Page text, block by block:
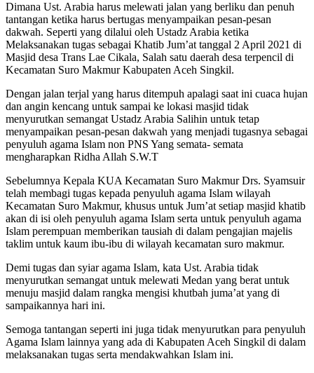
Dimana Ust. Arabia harus melewati jalan yang berliku dan penuh
tantangan ketika harus bertugas menyampaikan pesan-pesan
dakwah. Seperti yang dilalui oleh Ustadz Arabia ketika
Melaksanakan tugas sebagai Khatib Jum’at tanggal 2 April 2021 di
Masjid desa Trans Lae Cikala, Salah satu daerah desa terpencil di
Kecamatan Suro Makmur Kabupaten Aceh Singkil.
Dengan jalan terjal yang harus ditempuh apalagi saat ini cuaca hujan
dan angin kencang untuk sampai ke lokasi masjid tidak
menyurutkan semangat Ustadz Arabia Salihin untuk tetap
menyampaikan pesan-pesan dakwah yang menjadi tugasnya sebagai
penyuluh agama Islam non PNS Yang semata- semata
mengharapkan Ridha Allah S.W.T
Sebelumnya Kepala KUA Kecamatan Suro Makmur Drs. Syamsuir
telah membagi tugas kepada penyuluh agama Islam wilayah
Kecamatan Suro Makmur, khusus untuk Jum’at setiap masjid khatib
akan di isi oleh penyuluh agama Islam serta untuk penyuluh agama
Islam perempuan memberikan tausiah di dalam pengajian majelis
taklim untuk kaum ibu-ibu di wilayah kecamatan suro makmur.
Demi tugas dan syiar agama Islam, kata Ust. Arabia tidak
menyurutkan semangat untuk melewati Medan yang berat untuk
menuju masjid dalam rangka mengisi khutbah juma’at yang di
sampaikannya hari ini.
Semoga tantangan seperti ini juga tidak menyurutkan para penyuluh
Agama Islam lainnya yang ada di Kabupaten Aceh Singkil di dalam
melaksanakan tugas serta mendakwahkan Islam ini.